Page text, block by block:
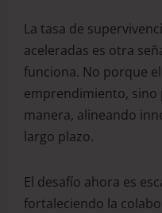
La tasa de
aceleradas es otra
funciona. No porque
emprendimiento,
manera, alineando
largo plazo.
El desafío ahora es
fortaleciendo la